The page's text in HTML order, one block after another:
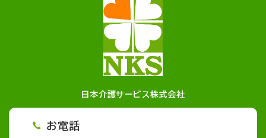
日本介護サービス株式会社
お電話